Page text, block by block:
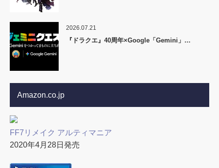
2026.07.21
『ドラクエ』40周年×Google「Gemini」…
Amazon.co.jp
FF7リメイク アルティマニア
2020年4月28日発売